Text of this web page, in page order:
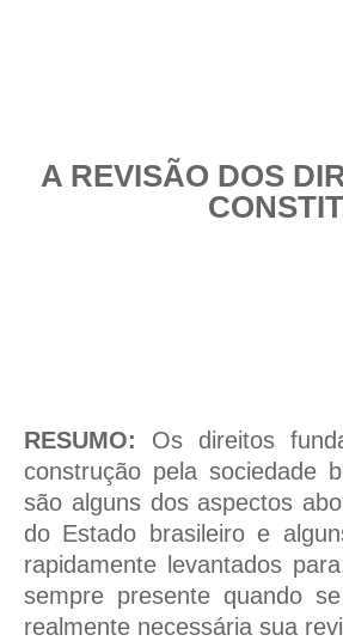
A REVISÃO DOS
RESUMO: Os direitos
construção pela sociedade
são alguns dos aspectos
do Estado brasileiro e
rapidamente levantados
sempre presente quando
realmente necessária sua